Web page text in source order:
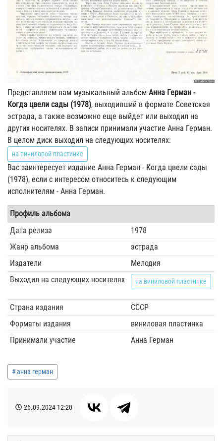
Представляем вам музыкальный альбом Анна Герман -
Когда цвели сады (1978), выходивший в формате Советская
эстрада, а также возможно еще выйдет или выходил на
других носителях. В записи принимали участие Анна Герман.
В целом диск выходил на следующих носителях:
на виниловой пластинке
Вас заинтересует издание Анна Герман - Когда цвели сады
(1978), если с интересом относитесь к следующим
исполнителям - Анна Герман.
Профиль альбома
Дата релиза
1978
Жанр альбома
эстрада
Издатели
Мелодия
Выходил на следующих носителях
на виниловой пластинке
Страна издания
СССР
Форматы издания
виниловая пластинка
Принимали участие
Анна Герман
анна герман
26.09.2024 12:20